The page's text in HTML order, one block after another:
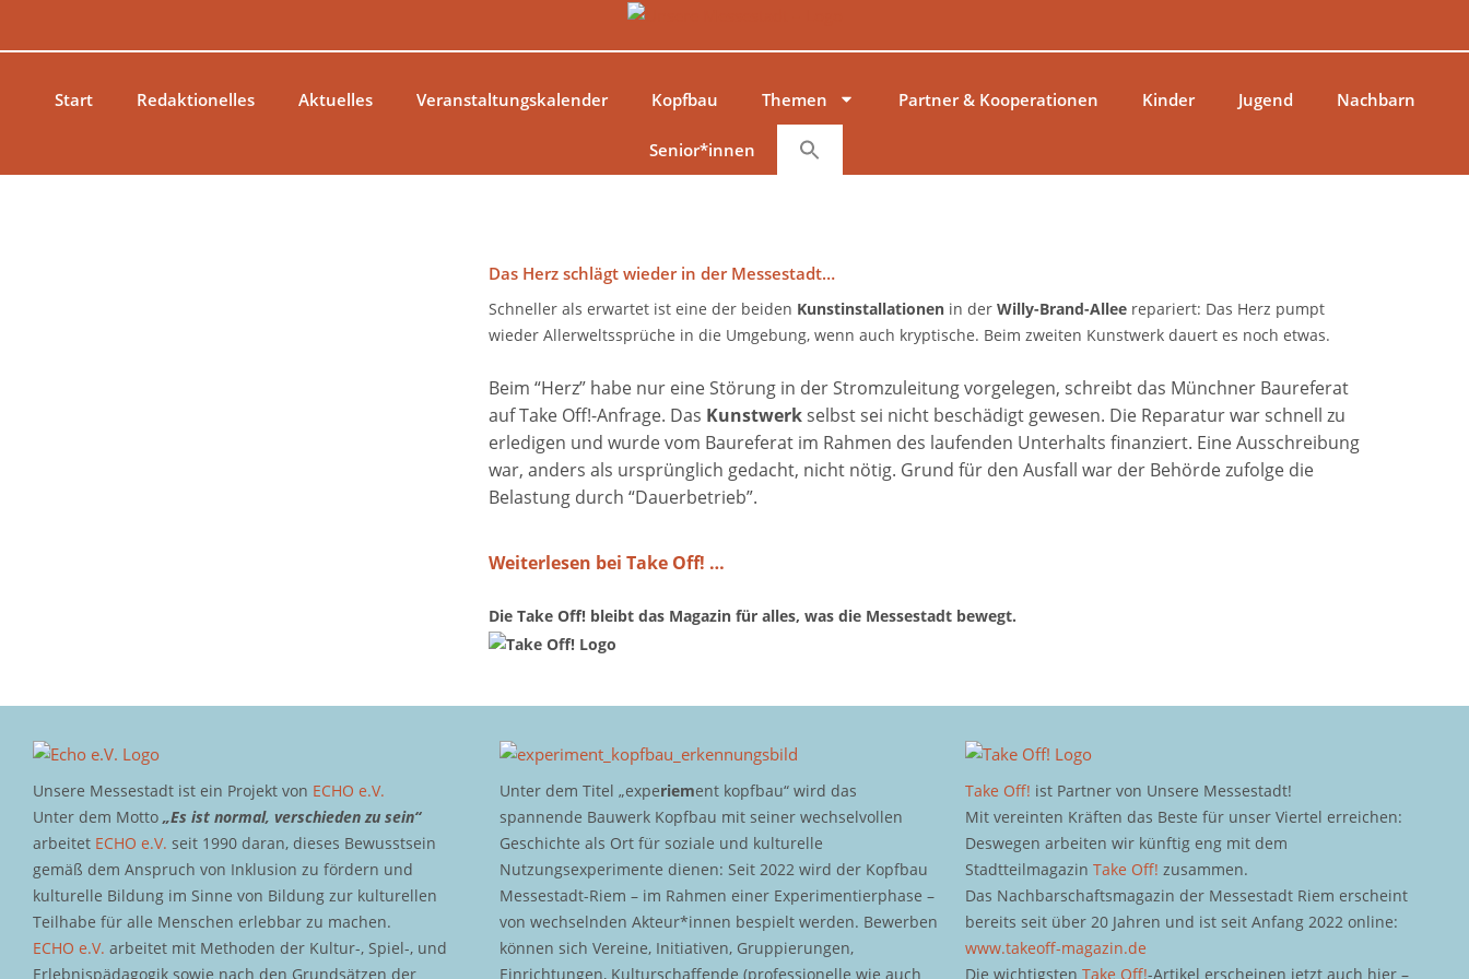
Start
Redaktionelles Aktuelles Veranstaltungskalender Kopfbau Themen Partner & Kooperationen Kinder Jugend Nachbarn
Senior*innen
Das Herz schlägt wieder in der Messestadt…
Schneller als erwartet ist eine der beiden Kunstinstallationenin der Willy-Brand-Alleerepariert: Das Herz pumpt
wieder Allerweltssprüche in die Umgebung, wenn auch kryptische. Beim zweiten Kunstwerk dauert es noch etwas.
Beim “Herz” habe nur eine Störung in der Stromzuleitung vorgelegen, schreibt das Münchner Baureferat
auf Take Off!-Anfrage. Das Kunstwerkselbst sei nicht beschädigt gewesen. Die Reparatur war schnell zu
erledigen und wurde vom Baureferat im Rahmen des laufenden Unterhalts finanziert. Eine Ausschreibung
war, anders als ursprünglich gedacht, nicht nötig. Grund für den Ausfall war der Behörde zufolge die
Belastung durch “Dauerbetrieb”.
Weiterlesen bei Take Off! …
Die Take Off! bleibt das Magazin für alles, was die Messestadt bewegt.
Unsere Messestadt ist ein Projekt von ECHO e.V.
Unter dem Motto „Es ist normal, verschieden zu sein“
arbeitet ECHO e.V. seit 1990 daran, dieses Bewusstsein
gemäß dem Anspruch von Inklusion zu fördern und
kulturelle Bildung im Sinne von Bildung zur kulturellen
Teilhabe für alle Menschen erlebbar zu machen.
ECHO e.V. arbeitet mit Methoden der Kultur-, Spiel-, und
Erlebnispädagogik sowie nach den Grundsätzen der
Unter dem Titel „experiement kopfbau“ wird das
spannende Bauwerk Kopfbau mit seiner wechselvollen
Geschichte als Ort für soziale und kulturelle
Nutzungsexperimente dienen: Seit 2022 wird der Kopfbau
Messestadt-Riem – im Rahmen einer Experimentierphase –
von wechselnden Akteur*innen bespielt werden. Bewerben
können sich Vereine, Initiativen, Gruppierungen,
Einrichtungen, Kulturschaffende (professionelle wie auch
Take Off! ist Partner von Unsere Messestadt!
Mit vereinten Kräften das Beste für unser Viertel erreichen:
Deswegen arbeiten wir künftig eng mit dem
StadtteilmagazinTake Off! zusammen.
Das Nachbarschaftsmagazin der Messestadt Riem erscheint
bereits seit über 20 Jahren und ist seit Anfang 2022 online:
www.takeoff-magazin.de
Die wichtigstenTake Off!-Artikel erscheinen jetzt auch hier –